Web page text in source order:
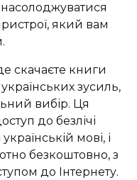
який вам
скачаєте книги
зусиль,
вибір. Ця
до безлічі
мові, і
безкоштовно, з
до Інтернету.